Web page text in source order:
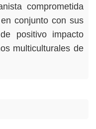
comprometida
conjunto con sus
positivo impacto
multiculturales de